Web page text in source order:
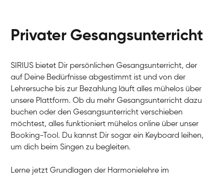
Gesang / Vocal
Anna
Gesang / Vocal
Gesang / Vocal
Gesang / Vocal
Gesang / Vocal
Gesang / Vocal
Gesang / Vocal
Gesang / Vocal
Gesang / Vocal
Gesang / Vocal
Privater Gesangsunterricht
SIRIUS bietet Dir persönlichen Gesangsunterricht, der
auf Deine Bedürfnisse abgestimmt ist und von der
Lehrersuche bis zur Bezahlung läuft alles mühelos über
unsere Plattform. Ob du mehr Gesangsunterricht dazu
buchen oder den Gesangsunterricht verschieben
möchtest, alles funktioniert mühelos online über unser
Booking-Tool. Du kannst Dir sogar ein Keyboard leihen,
um dich beim Singen zu begleiten.
Lerne jetzt Grundlagen der Harmonielehre im